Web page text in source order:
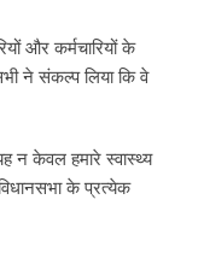
और कर्मचारियों के
ने संकल्प लिया कि वे
न केवल हमारे स्वास्थ्य
के प्रत्येक